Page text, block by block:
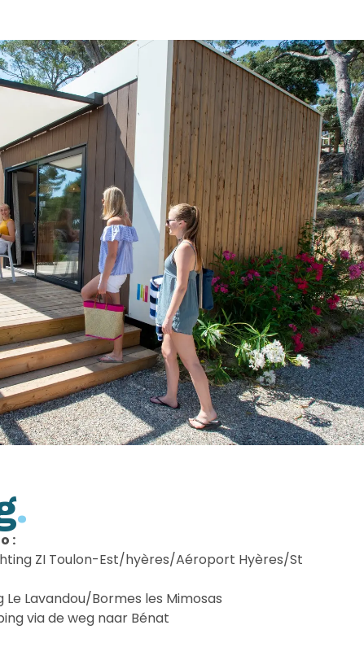
.
:
ZI Toulon-Est/hyères/Aéroport Hyères/St
Le Lavandou/Bormes les Mimosas
via de weg naar Bénat